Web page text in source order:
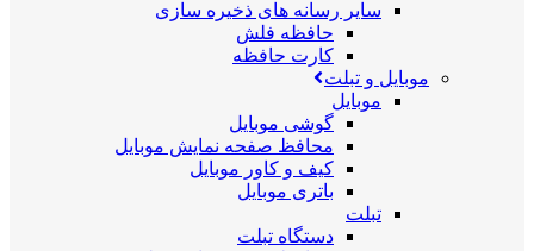
سایر رسانه های ذخیره سازی
حافظه فلش
کارت حافظه
موبایل و تبلت
موبایل
گوشی موبایل
محافظ صفحه نمایش موبایل
کیف و کاور موبایل
باتری موبایل
تبلت
دستگاه تبلت